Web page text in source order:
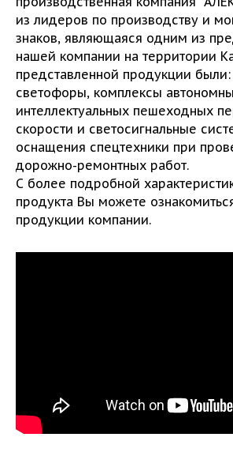
из лидеров по производству и
знаков, являющаяся одним из
нашей компании на территории
представленной продукции
светофоры, комплексы
интеллектуальных пешеходных
скорости и светосигнальные
оснащения спецтехники при
дорожно-ремонтных работ.
С более подробной
продукта Вы можете
продукции компании.